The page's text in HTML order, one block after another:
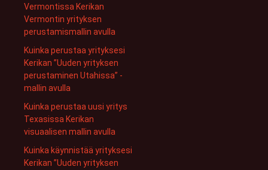
Vermontissa Kerikan
Vermontin yrityksen
perustamismallin avulla
Kuinka perustaa yrityksesi
Kerikan ”Uuden yrityksen
perustaminen Utahissa” -
mallin avulla
Kuinka perustaa uusi yritys
Texasissa Kerikan
visuaalisen mallin avulla
Kuinka käynnistää yrityksesi
Kerikan ”Uuden yrityksen